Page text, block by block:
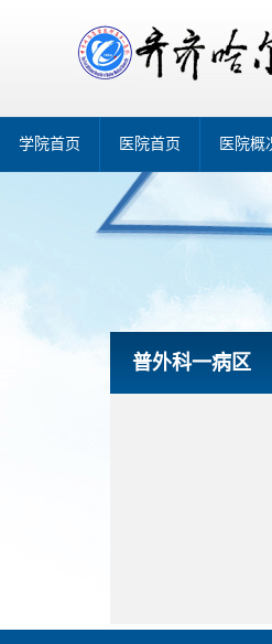
学院首页 医院首页 医院概
普外科一病区